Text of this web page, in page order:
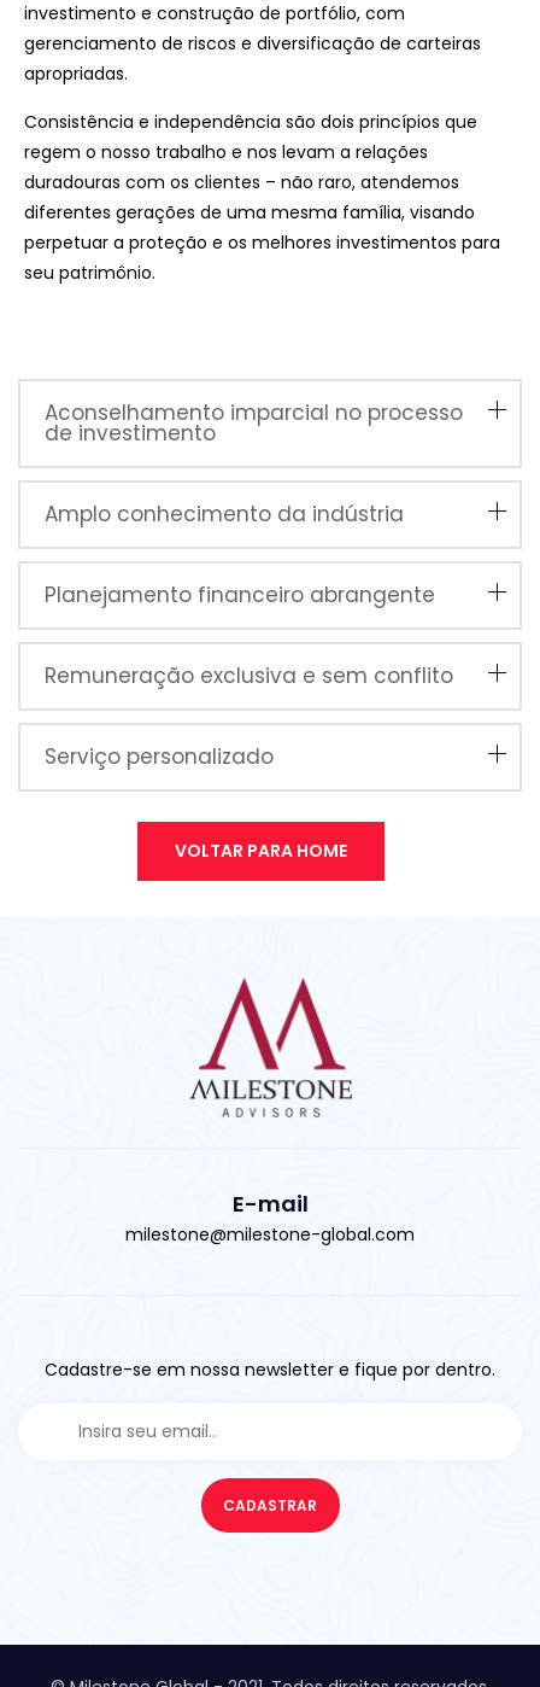
investimento e construção de portfólio, com
gerenciamento de riscos e diversificação de carteiras
apropriadas.
Consistência e independência são dois princípios que
regem o nosso trabalho e nos levam a relações
duradouras com os clientes – não raro, atendemos
diferentes gerações de uma mesma família, visando
perpetuar a proteção e os melhores investimentos para
seu patrimônio.
Aconselhamento imparcial no processo
de investimento
Amplo conhecimento da indústria
Planejamento financeiro abrangente
Remuneração exclusiva e sem conflito
Serviço personalizado
VOLTAR PARA HOME
E-mail
milestone@milestone-global.com
Cadastre-se em nossa newsletter e fique por dentro.